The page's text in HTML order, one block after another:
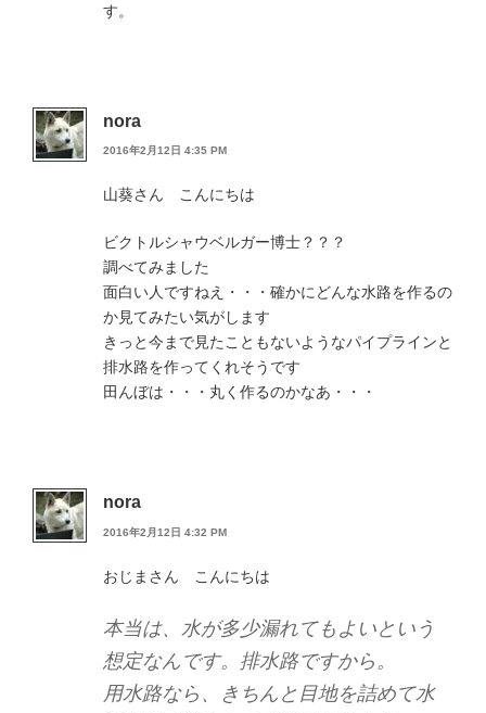
す。
nora
2016年2月12日 4:35 PM
山葵さん こんにちは
ビクトルシャウベルガー博士？？？
調べてみました
面白い人ですねえ・・・確かにどんな水路を作るの
か見てみたい気がします
きっと今まで見たこともないようなパイプラインと
排水路を作ってくれそうです
田んぼは・・・丸く作るのかなあ・・・
nora
2016年2月12日 4:32 PM
おじまさん こんにちは
本当は、水が多少漏れてもよいという
想定なんです。排水路ですから。
用水路なら、きちんと目地を詰めて水